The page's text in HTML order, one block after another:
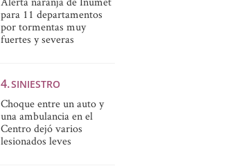
para 11 departamentos
por tormentas muy
fuertes y severas
SINIESTRO
Choque entre un auto y
una ambulancia en el
Centro dejó varios
lesionados leves